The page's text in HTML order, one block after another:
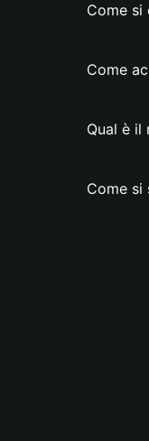
Come si
Come
Qual è
Come si